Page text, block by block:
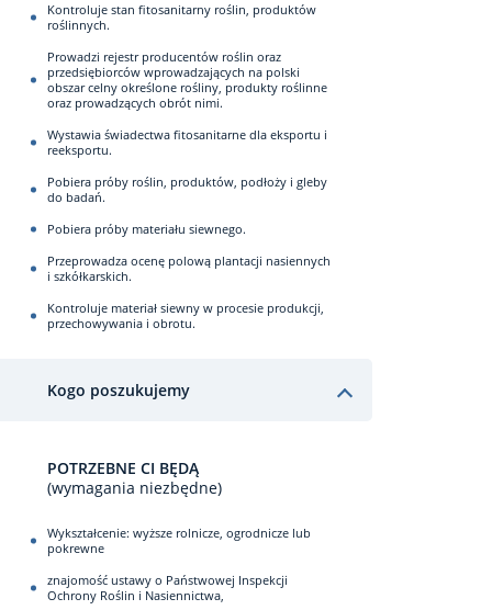
Kontroluje stan fitosanitarny roślin, produktów
roślinnych.
Prowadzi rejestr producentów roślin oraz
przedsiębiorców wprowadzających na polski
obszar celny określone rośliny, produkty roślinne
oraz prowadzących obrót nimi.
Wystawia świadectwa fitosanitarne dla eksportu i
reeksportu.
Pobiera próby roślin, produktów, podłoży i gleby
do badań.
Pobiera próby materiału siewnego.
Przeprowadza ocenę polową plantacji nasiennych
i szkółkarskich.
Kontroluje materiał siewny w procesie produkcji,
przechowywania i obrotu.
Kogo poszukujemy
POTRZEBNE CI BĘDĄ
(wymagania niezbędne)
Wykształcenie: wyższe rolnicze, ogrodnicze lub
pokrewne
znajomość ustawy o Państwowej Inspekcji
Ochrony Roślin i Nasiennictwa,